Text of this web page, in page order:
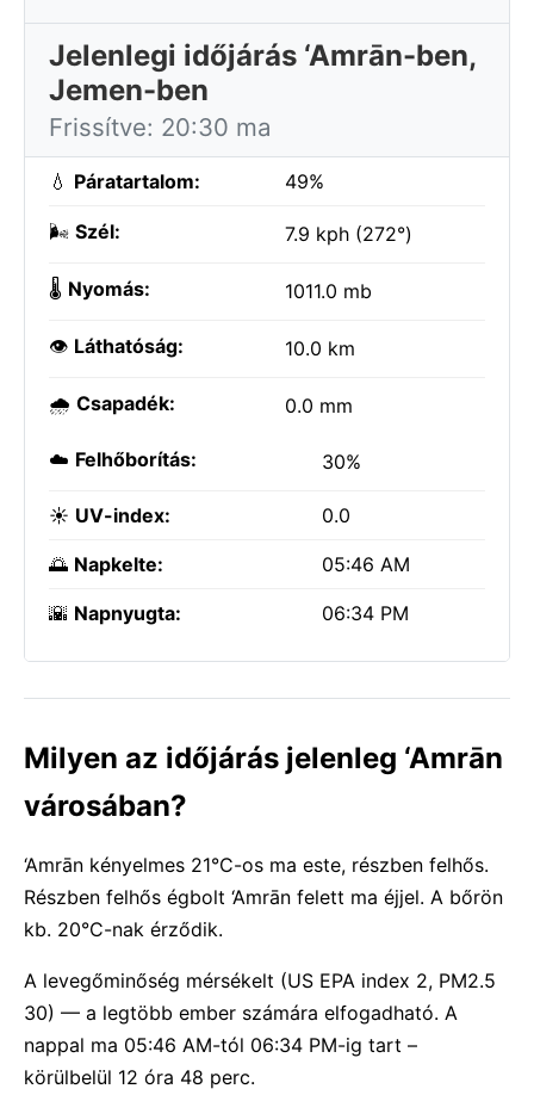
Jelenlegi időjárás ‘Amrān-ben,
Jemen-ben
Frissítve: 20:30 ma
💧 Páratartalom: 49%
🌬️ Szél: 7.9 kph (272°)
🌡️ Nyomás: 1011.0 mb
👁️ Láthatóság: 10.0 km
🌧️ Csapadék: 0.0 mm
☁️ Felhőborítás: 30%
☀️ UV-index: 0.0
🌅 Napkelte: 05:46 AM
🌇 Napnyugta: 06:34 PM
Milyen az időjárás jelenleg ‘Amrān
városában?
‘Amrān kényelmes 21°C-os ma este, részben felhős.
Részben felhős égbolt ‘Amrān felett ma éjjel. A bőrön
kb. 20°C-nak érződik.
A levegőminőség mérsékelt (US EPA index 2, PM2.5
30) — a legtöbb ember számára elfogadható. A
nappal ma 05:46 AM-tól 06:34 PM-ig tart –
körülbelül 12 óra 48 perc.